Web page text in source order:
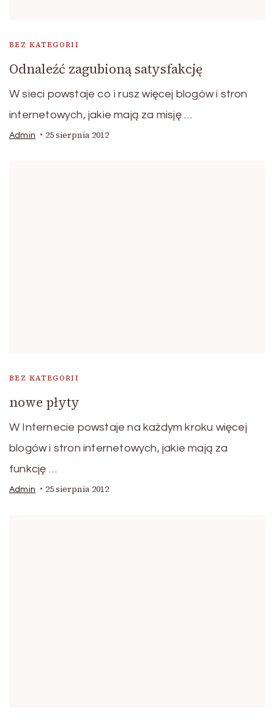
BEZ KATEGORII
Odnaleźć zagubioną satysfakcję
W sieci powstaje co i rusz więcej blogów i stron
internetowych, jakie mają za misję …
Admin 25 sierpnia 2012
BEZ KATEGORII
nowe płyty
W Internecie powstaje na każdym kroku więcej
blogów i stron internetowych, jakie mają za
funkcję …
Admin 25 sierpnia 2012